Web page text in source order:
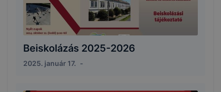
Beiskolázás 2025-2026
2025. január 17. -